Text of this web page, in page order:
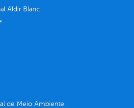
Aldir Blanc
de Meio Ambiente